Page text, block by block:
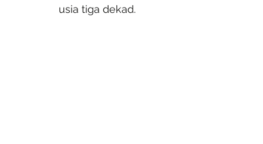
usia tiga dekad.